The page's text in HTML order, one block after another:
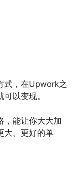
式，在Upwork之
以变现。
，能让你大大加
大、更好的单